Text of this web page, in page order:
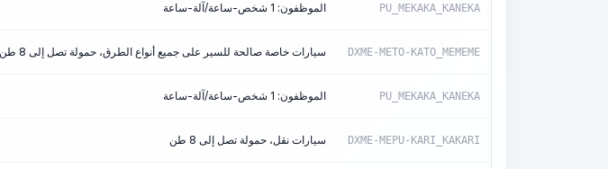
PU_MEKAKA_KANEKA الموظفون: 1 شخص-ساعة/آلة-ساعة
DXME-METO-KATO_MEMEME سيارات خاصة صالحة للسير على جميع أنواع الطرق، حمولة تصل إلى 8 طن
PU_MEKAKA_KANEKA الموظفون: 1 شخص-ساعة/آلة-ساعة
DXME-MEPU-KARI_KAKARI سيارات نقل، حمولة تصل إلى 8 طن